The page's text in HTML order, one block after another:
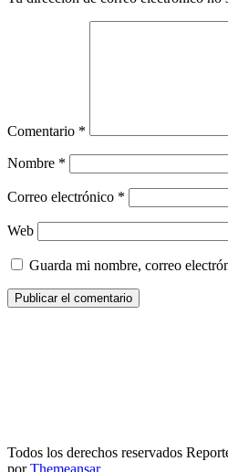
Comentario *
Nombre *
Correo electrónico *
Web
Guarda mi nombre, correo
Todos los derechos reservados
porThemeansar.